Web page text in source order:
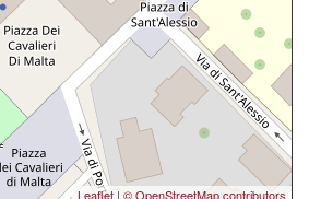
Leaflet | © OpenStreetMap contributors